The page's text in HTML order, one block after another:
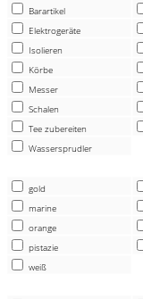
Barartikel
Elektrogeräte
Isolieren
Körbe
Messer
Schalen
Tee zubereiten
Wassersprudler
gold
marine
orange
pistazie
weiß